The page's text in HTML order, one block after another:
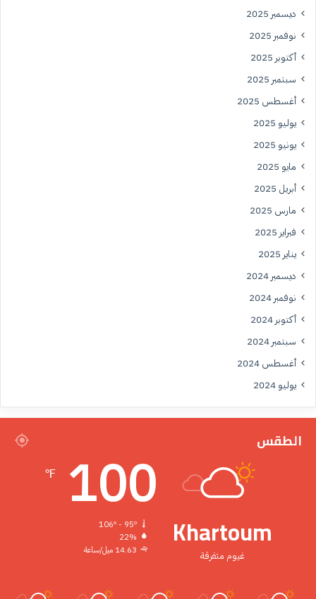
ديسمبر 2025
نوفمبر 2025
أكتوبر 2025
سبتمبر 2025
أغسطس 2025
يوليو 2025
يونيو 2025
مايو 2025
أبريل 2025
مارس 2025
فبراير 2025
يناير 2025
ديسمبر 2024
نوفمبر 2024
أكتوبر 2024
سبتمبر 2024
أغسطس 2024
يوليو 2024
الطقس
Khartoum
غيوم متفرقة
100
℉
106º - 95º
22%
14.63 ميل/ساعة